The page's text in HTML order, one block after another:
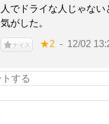
人でドライな人じゃない
気がした。
ナイス ★2 12/02